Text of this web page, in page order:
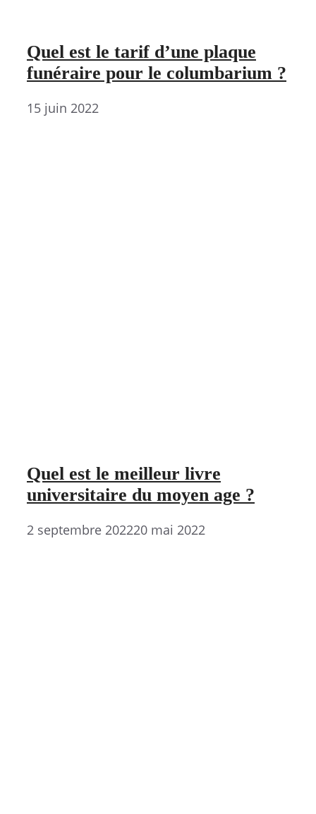
Quel est le tarif d’une plaque
funéraire pour le columbarium ?
15 juin 2022
Quel est le meilleur livre
universitaire du moyen age ?
2 septembre 202220 mai 2022